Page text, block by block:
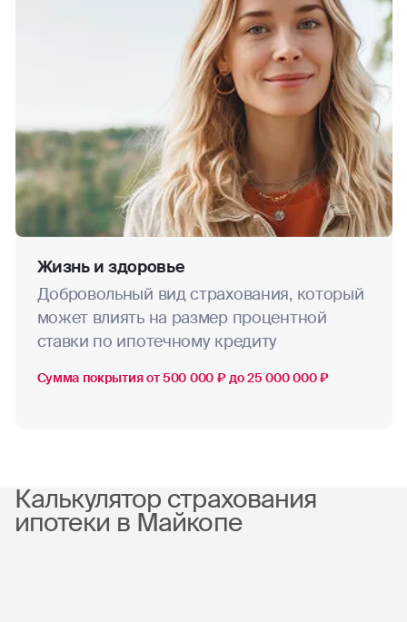
Жизнь и здоровье
Добровольный вид страхования, который
может влиять на размер процентной
ставки по ипотечному кредиту
Сумма покрытия от 500 000 ₽ до 25 000 000 ₽
Калькулятор страхования
ипотеки в Майкопе